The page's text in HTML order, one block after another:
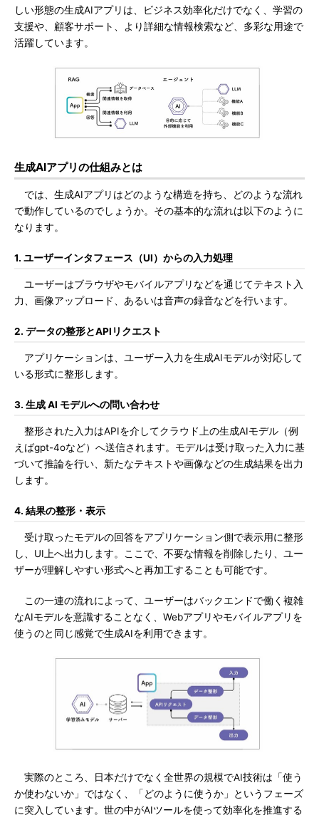
しい形態の生成AIアプリは、ビジネス効率化だけでなく、学習の
支援や、顧客サポート、より詳細な情報検索など、多彩な用途で
活躍しています。
生成AIアプリの仕組みとは
では、生成AIアプリはどのような構造を持ち、どのような流れ
で動作しているのでしょうか。その基本的な流れは以下のように
なります。
1. ユーザーインタフェース（UI）からの入力処理
ユーザーはブラウザやモバイルアプリなどを通じてテキスト入
力、画像アップロード、あるいは音声の録音などを行います。
2. データの整形とAPIリクエスト
アプリケーションは、ユーザー入力を生成AIモデルが対応して
いる形式に整形します。
3. 生成 AI モデルへの問い合わせ
整形された入力はAPIを介してクラウド上の生成AIモデル（例
えばgpt-4oなど）へ送信されます。モデルは受け取った入力に基
づいて推論を行い、新たなテキストや画像などの生成結果を出力
します。
4. 結果の整形・表示
受け取ったモデルの回答をアプリケーション側で表示用に整形
し、UI上へ出力します。ここで、不要な情報を削除したり、ユー
ザーが理解しやすい形式へと再加工することも可能です。
この一連の流れによって、ユーザーはバックエンドで働く複雑
なAIモデルを意識することなく、Webアプリやモバイルアプリを
使うのと同じ感覚で生成AIを利用できます。
実際のところ、日本だけでなく全世界の規模でAI技術は「使う
か使わないか」ではなく、「どのように使うか」というフェーズ
に突入しています。世の中がAIツールを使って効率化を推進する